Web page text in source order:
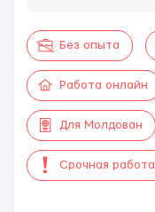
Без опыта
Работа онлайн
Для Молдован
Срочная работа